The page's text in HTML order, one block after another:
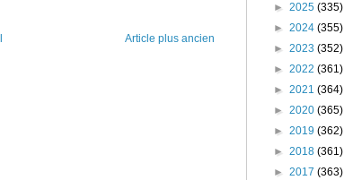
Article plus ancien
► 2025 (335)
► 2024 (355)
► 2023 (352)
► 2022 (361)
► 2021 (364)
► 2020 (365)
► 2019 (362)
► 2018 (361)
► 2017 (363)